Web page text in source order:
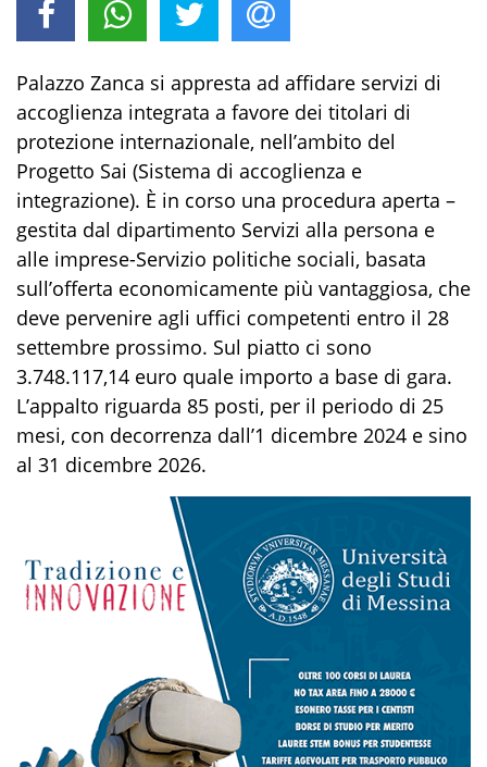
Palazzo Zanca si appresta ad affidare servizi di
accoglienza integrata a favore dei titolari di
protezione internazionale, nell’ambito del
Progetto Sai (Sistema di accoglienza e
integrazione). È in corso una procedura aperta –
gestita dal dipartimento Servizi alla persona e
alle imprese-Servizio politiche sociali, basata
sull’offerta economicamente più vantaggiosa, che
deve pervenire agli uffici competenti entro il 28
settembre prossimo. Sul piatto ci sono
3.748.117,14 euro quale importo a base di gara.
L’appalto riguarda 85 posti, per il periodo di 25
mesi, con decorrenza dall’1 dicembre 2024 e sino
al 31 dicembre 2026.